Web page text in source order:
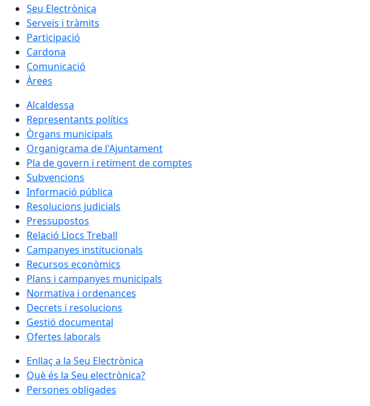
Seu Electrònica
Serveis i tràmits
Participació
Cardona
Comunicació
Àrees
Alcaldessa
Representants polítics
Òrgans municipals
Organigrama de l'Ajuntament
Pla de govern i retiment de comptes
Subvencions
Informació pública
Resolucions judicials
Pressupostos
Relació Llocs Treball
Campanyes institucionals
Recursos econòmics
Plans i campanyes municipals
Normativa i ordenances
Decrets i resolucions
Gestió documental
Ofertes laborals
Enllaç a la Seu Electrònica
Què és la Seu electrònica?
Persones obligades